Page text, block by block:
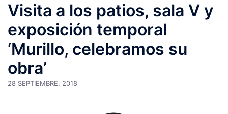
Visita a los patios, sala V y
exposición temporal
‘Murillo, celebramos su
obra’
28 SEPTIEMBRE, 2018